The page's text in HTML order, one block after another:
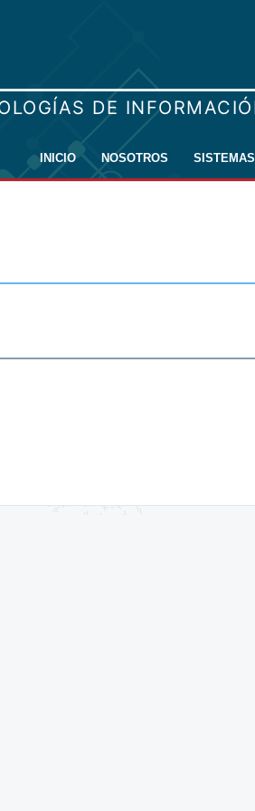
INICIO NOSOTROS SISTEMAS